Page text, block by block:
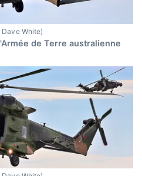
Dave White)
de Terre australienne